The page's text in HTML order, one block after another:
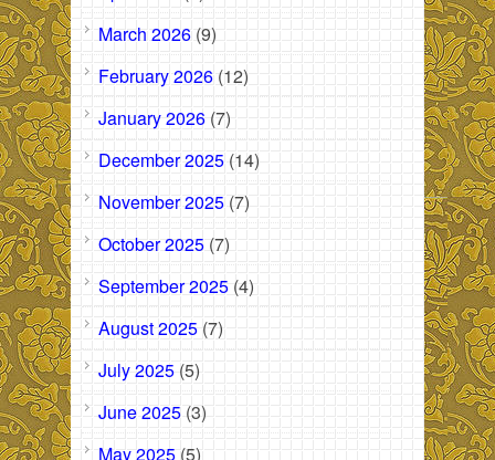
March 2026 (9)
February 2026 (12)
January 2026 (7)
December 2025 (14)
November 2025 (7)
October 2025 (7)
September 2025 (4)
August 2025 (7)
July 2025 (5)
June 2025 (3)
May 2025 (5)